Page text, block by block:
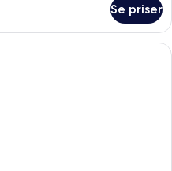
Se priser
Ett hotellrum med två sängar, en